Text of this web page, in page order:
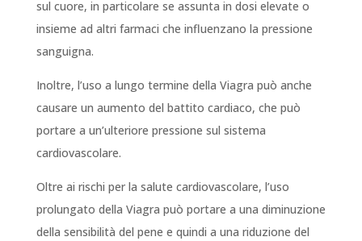
sul cuore, in particolare se assunta in dosi elevate o
insieme ad altri farmaci che influenzano la pressione
sanguigna.
Inoltre, l’uso a lungo termine della Viagra può anche
causare un aumento del battito cardiaco, che può
portare a un’ulteriore pressione sul sistema
cardiovascolare.
Oltre ai rischi per la salute cardiovascolare, l’uso
prolungato della Viagra può portare a una diminuzione
della sensibilità del pene e quindi a una riduzione del